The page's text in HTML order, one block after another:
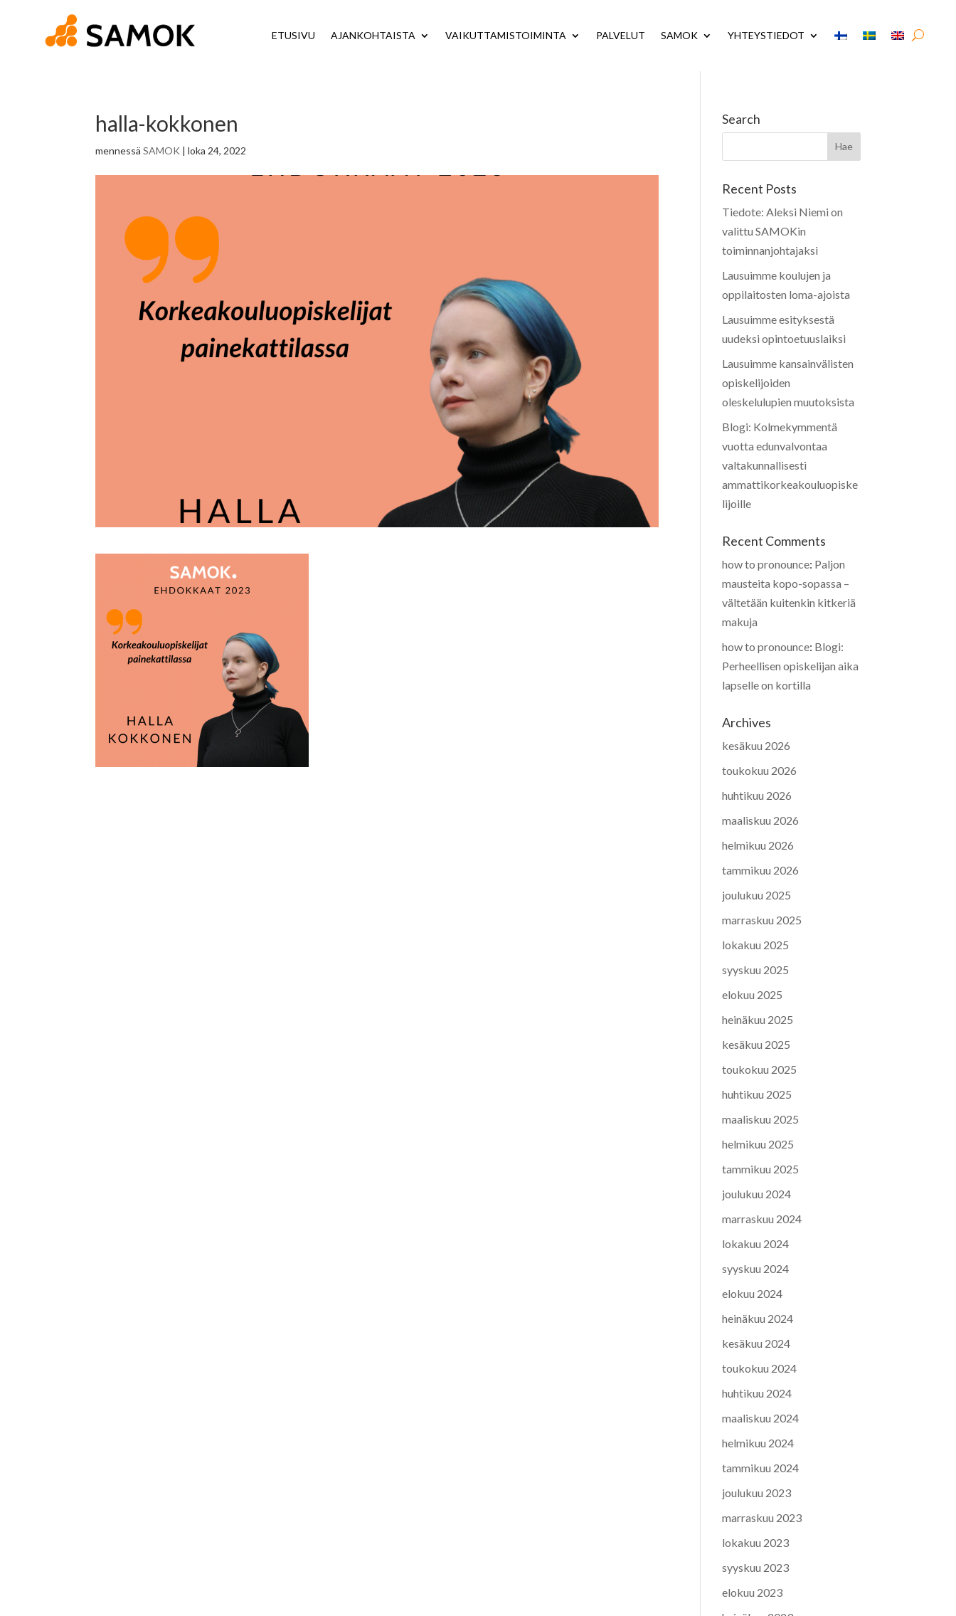
ETUSIVU AJANKOHTAISTA VAIKUTTAMISTOIMINTA PALVELUT SAMOK YHTEYSTIEDOT
halla-kokkonen
mennessäSAMOK |loka 24, 2022
Search
Recent Posts
Tiedote: Aleksi Niemi on
valittu SAMOKin
toiminnanjohtajaksi
Lausuimme koulujen ja
oppilaitosten loma-ajoista
Lausuimme esityksestä
uudeksi opintoetuuslaiksi
Lausuimme kansainvälisten
opiskelijoiden
oleskelulupien muutoksista
Blogi: Kolmekymmentä
vuotta edunvalvontaa
valtakunnallisesti
ammattikorkeakouluopiske
lijoille
Recent Comments
how to pronounce: Paljon
mausteita kopo-sopassa –
vältetään kuitenkin kitkeriä
makuja
how to pronounce: Blogi:
Perheellisen opiskelijan aika
lapselle on kortilla
Archives
kesäkuu 2026
toukokuu 2026
huhtikuu 2026
maaliskuu 2026
helmikuu 2026
tammikuu 2026
joulukuu 2025
marraskuu 2025
lokakuu 2025
syyskuu 2025
elokuu 2025
heinäkuu 2025
kesäkuu 2025
toukokuu 2025
huhtikuu 2025
maaliskuu 2025
helmikuu 2025
tammikuu 2025
joulukuu 2024
marraskuu 2024
lokakuu 2024
syyskuu 2024
elokuu 2024
heinäkuu 2024
kesäkuu 2024
toukokuu 2024
huhtikuu 2024
maaliskuu 2024
helmikuu 2024
tammikuu 2024
joulukuu 2023
marraskuu 2023
lokakuu 2023
syyskuu 2023
elokuu 2023